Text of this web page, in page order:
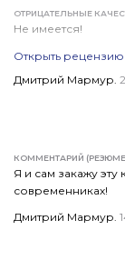
ОТРИЦАТЕЛЬНЫЕ
Не имеется!
КОММЕНТАРИЙ (РЕЗЮМЕ
Книга хороша!
Дмитрий Мармур.
Открыть рецензию
КОММЕНТАРИЙ
Я и сам закажу
современниках!
Дмитрий Мармур.